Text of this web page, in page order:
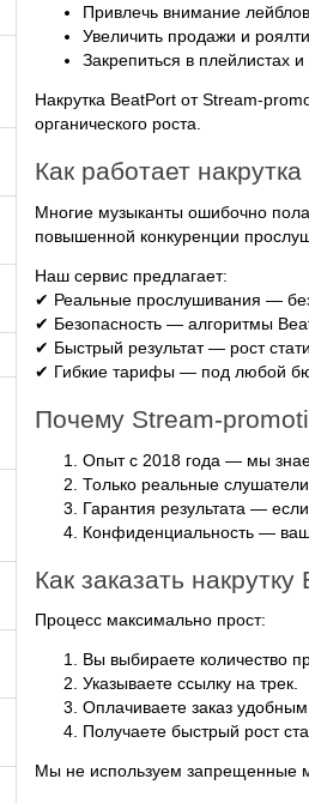
Привлечь внимание
Увеличить продажи и роялти
Закрепиться в плейлистах
Накрутка BeatPort от Stream-
органического роста.
Как работает
Многие музыканты ошибочно
повышенной конкуренции
Наш сервис предлагает:
✔ Реальные прослушивания —
✔ Безопасность — алгоритмы
✔ Быстрый результат — рост
✔ Гибкие тарифы — под любой
Почему Stream-
Опыт с 2018 года — мы
Только реальные
Гарантия результата —
Конфиденциальность — ваш
Как заказать накрутку
Процесс максимально прост:
Вы выбираете количество
Указываете ссылку на трек.
Оплачиваете заказ
Получаете быстрый рост
Мы не используем запрещенные